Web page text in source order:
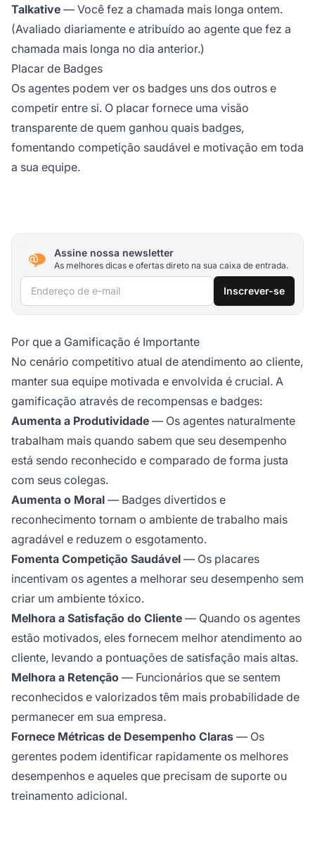
Talkative — Você fez a chamada mais longa ontem.
(Avaliado diariamente e atribuído ao agente que fez a
chamada mais longa no dia anterior.)
Placar de Badges
Os agentes podem ver os badges uns dos outros e
competir entre si. O placar fornece uma visão
transparente de quem ganhou quais badges,
fomentando competição saudável e motivação em toda
a sua equipe.
Assine nossa newsletter
As melhores dicas e ofertas direto na sua caixa de entrada.
Endereço de e-mail Inscrever-se
Por que a Gamificação é Importante
No cenário competitivo atual de atendimento ao cliente,
manter sua equipe motivada e envolvida é crucial. A
gamificação através de recompensas e badges:
Aumenta a Produtividade — Os agentes naturalmente
trabalham mais quando sabem que seu desempenho
está sendo reconhecido e comparado de forma justa
com seus colegas.
Aumenta o Moral — Badges divertidos e
reconhecimento tornam o ambiente de trabalho mais
agradável e reduzem o esgotamento.
Fomenta Competição Saudável — Os placares
incentivam os agentes a melhorar seu desempenho sem
criar um ambiente tóxico.
Melhora a Satisfação do Cliente — Quando os agentes
estão motivados, eles fornecem melhor atendimento ao
cliente, levando a pontuações de satisfação mais altas.
Melhora a Retenção — Funcionários que se sentem
reconhecidos e valorizados têm mais probabilidade de
permanecer em sua empresa.
Fornece Métricas de Desempenho Claras — Os
gerentes podem identificar rapidamente os melhores
desempenhos e aqueles que precisam de suporte ou
treinamento adicional.